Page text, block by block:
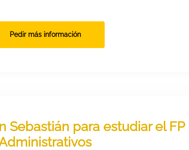
Pedir más información
Sebastián para estudiar el